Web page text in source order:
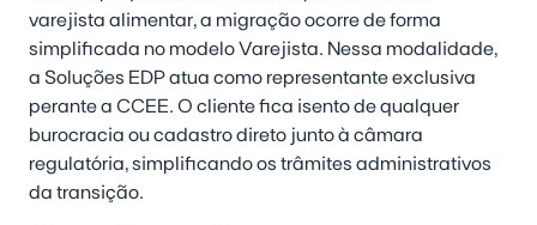
varejista alimentar, a migração ocorre de forma
simplificada no modelo Varejista. Nessa modalidade,
a Soluções EDP atua como representante exclusiva
perante a CCEE. O cliente fica isento de qualquer
burocracia ou cadastro direto junto à câmara
regulatória, simplificando os trâmites administrativos
da transição.